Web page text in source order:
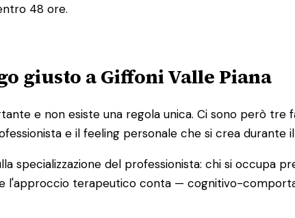
48 ore.
giusto a Giffoni Valle Piana
e non esiste una regola unica. Ci sono però
e il feeling personale che si crea durante
specializzazione del professionista: chi si occupa
l'approccio terapeutico conta — cognitivo-